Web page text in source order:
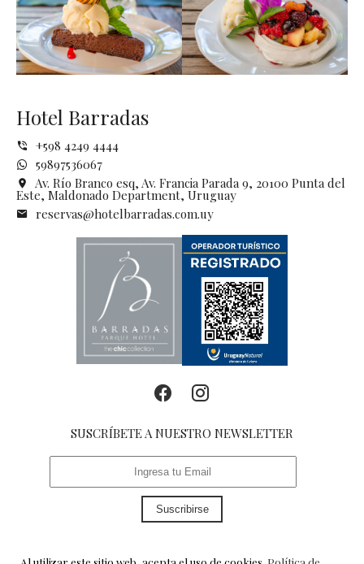
Hotel Barradas
+598 4249 4444
59897536067
Av. Río Branco esq, Av. Francia Parada 9, 20100 Punta del
Este, Maldonado Department, Uruguay
reservas@hotelbarradas.com.uy
SUSCRÍBETE A NUESTRO NEWSLETTER
Suscribirse